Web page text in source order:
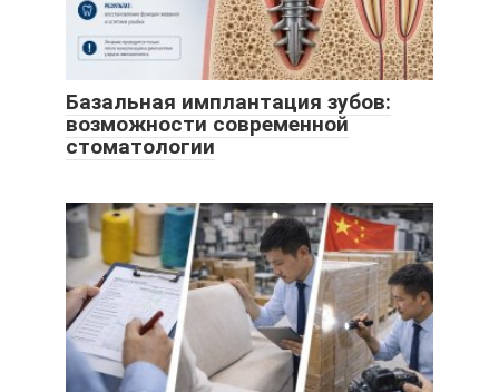
Базальная имплантация зубов:
возможности современной
стоматологии